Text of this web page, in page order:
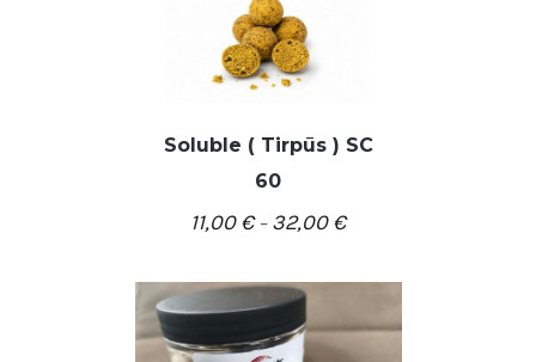
DETALĖS
Soluble ( Tirpūs ) SC
60
11,00€– 32,00€